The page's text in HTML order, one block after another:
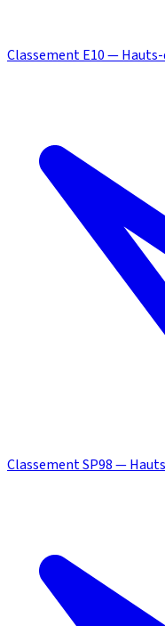
Classement E10 —
Classement SP98 —